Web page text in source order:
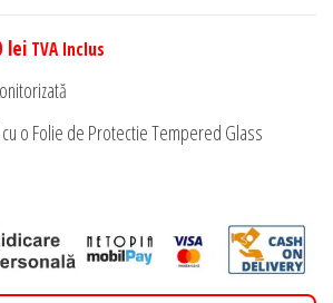
lei TVA Inclus
o Folie de Protectie Tempered Glass